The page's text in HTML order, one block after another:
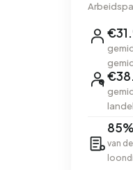
85%
van